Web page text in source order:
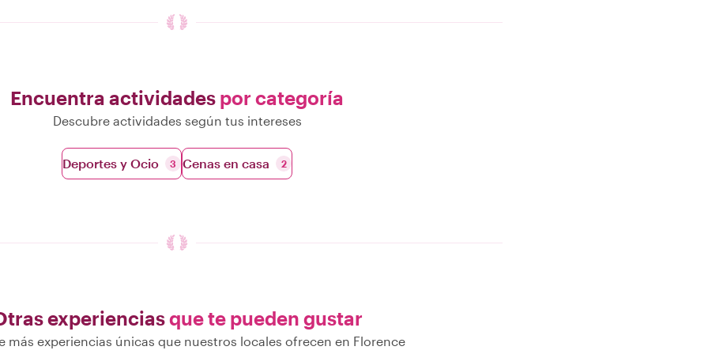
Encuentra actividades por categoría
Descubre actividades según tus intereses
Deportes y Ocio 3 Cenas en casa 2
experienciasque te pueden gustar
más experiencias únicas que nuestros locales ofrecen en Florence